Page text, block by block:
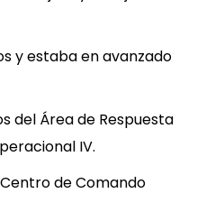
y estaba en avanzado
del Área de Respuesta
IV.
de Comando